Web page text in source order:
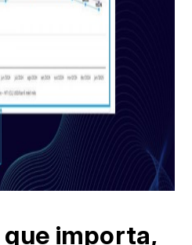
que importa,